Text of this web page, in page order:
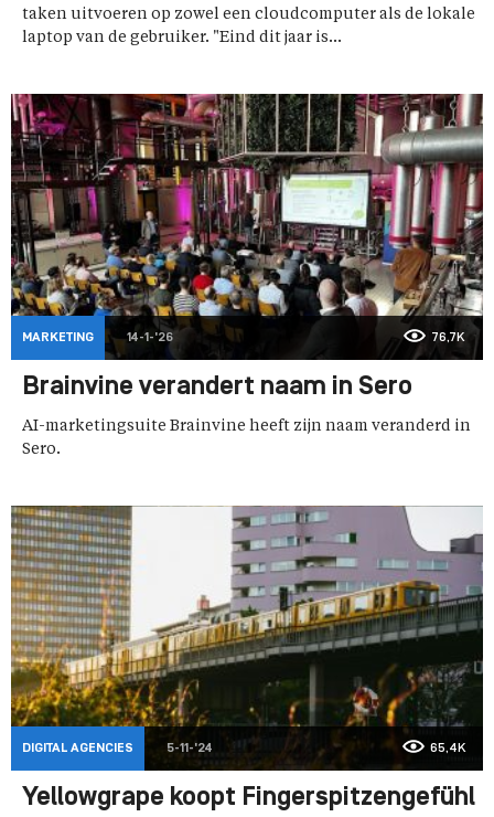
taken uitvoeren op zowel een cloudcomputer als de lokale
laptop van de gebruiker. "Eind dit jaar is...
MARKETING 14-1-'26 76,7K
Brainvine verandert naam in Sero
AI-marketingsuite Brainvine heeft zijn naam veranderd in
Sero.
DIGITAL AGENCIES 5-11-'24 65,4K
Yellowgrape koopt Fingerspitzengefühl